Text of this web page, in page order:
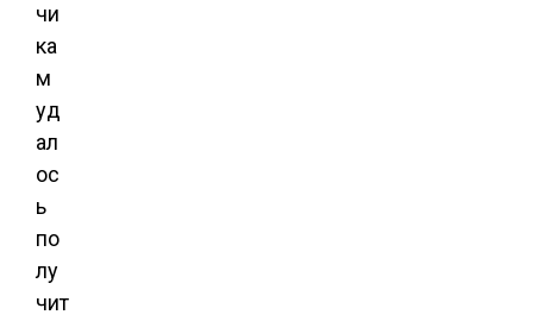
чи
ка
м
уд
ал
ос
ь
по
лу
чит